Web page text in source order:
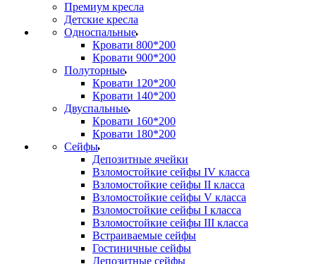
Премиум кресла
Детские кресла
Односпальные
Кровати 800*200
Кровати 900*200
Полуторные
Кровати 120*200
Кровати 140*200
Двуспальные
Кровати 160*200
Кровати 180*200
Сейфы
Депозитные ячейки
Взломостойкие сейфы IV класса
Взломостойкие сейфы II класса
Взломостойкие сейфы V класса
Взломостойкие сейфы I класса
Взломостойкие сейфы III класса
Встраиваемые сейфы
Гостиничные сейфы
Депозитные сейфы